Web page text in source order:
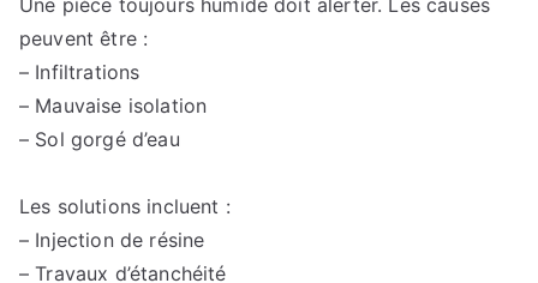
Une pièce toujours humide doit alerter. Les causes
peuvent être :
– Infiltrations
– Mauvaise isolation
– Sol gorgé d’eau
Les solutions incluent :
– Injection de résine
– Travaux d’étanchéité